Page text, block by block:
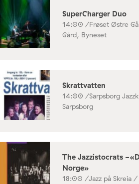
SuperCharger Duo
14:00 /Frøset Østre
Gård, Byneset
Skrattvatten
14:00 /Sarpsborg
Sarpsborg
The Jazzistocrats -
Norge»
18:00 /Jazz på Skreia